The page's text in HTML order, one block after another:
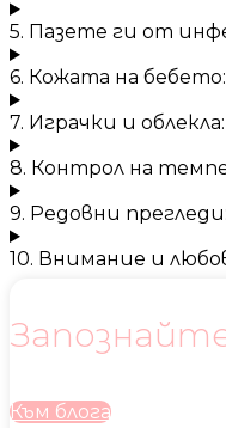
5. Пазете ги от
6. Кожата на бебето:
7. Играчки и облекла:
8. Контрол на
9. Редовни прегледи:
10. Внимание и
Към блога